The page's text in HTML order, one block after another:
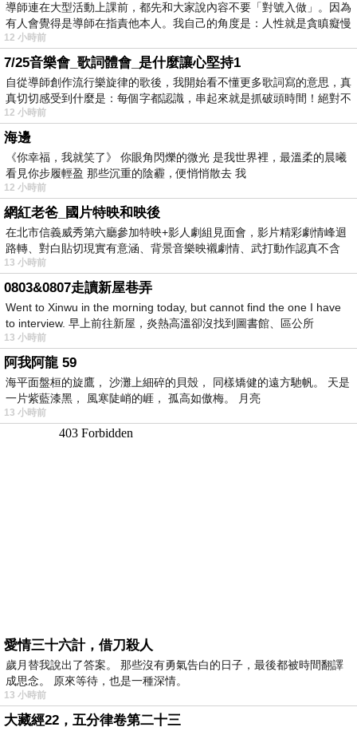
導師連在大型活動上課前，都先和大家說內容不要「對號入做」。因為
有人會覺得是導師在指責他本人。我自己的角度是：人性就是貪瞋癡慢
12 小時前
7/25音樂會_歌詞體會_是什麼讓心堅持1
自從導師創作流行樂旋律的歌後，我開始看不懂更多歌詞寫的意思，真
真切切感受到什麼是：每個字都認識，串起來就是抓破頭時間！絕對不
12 小時前
海邊
《你幸福，我就笑了》 你眼角閃爍的微光 是我世界裡，最溫柔的晨曦
看見你步履輕盈 那些沉重的陰霾，便悄悄散去 我
12 小時前
網紅老爸_國片特映和映後
在北市信義威秀第六廳參加特映+影人劇組見面會，影片精彩劇情峰迴
路轉、對白貼切現實有意涵、背景音樂映襯劇情、武打動作認真不含
糊、
13 小時前
0803&0807走讀新屋巷弄
Went to Xinwu in the morning today, but cannot find the one I have
to interview. 早上前往新屋，炎熱高溫卻沒找到圖書館、區公所
13 小時前
阿我阿龍 59
海平面盤桓的旋鷹， 沙灘上細碎的貝殼， 同樣矯健的遠方馳帆。 天是
一片紫藍漆黑， 風寒陡峭的崕， 孤高如傲梅。 月亮
13 小時前
愛情三十六計，借刀殺人
歲月替我說出了答案。 那些沒有勇氣告白的日子，最後都被時間翻譯
成思念。 原來等待，也是一種深情。
13 小時前
大藏經22，五分律卷第二十三